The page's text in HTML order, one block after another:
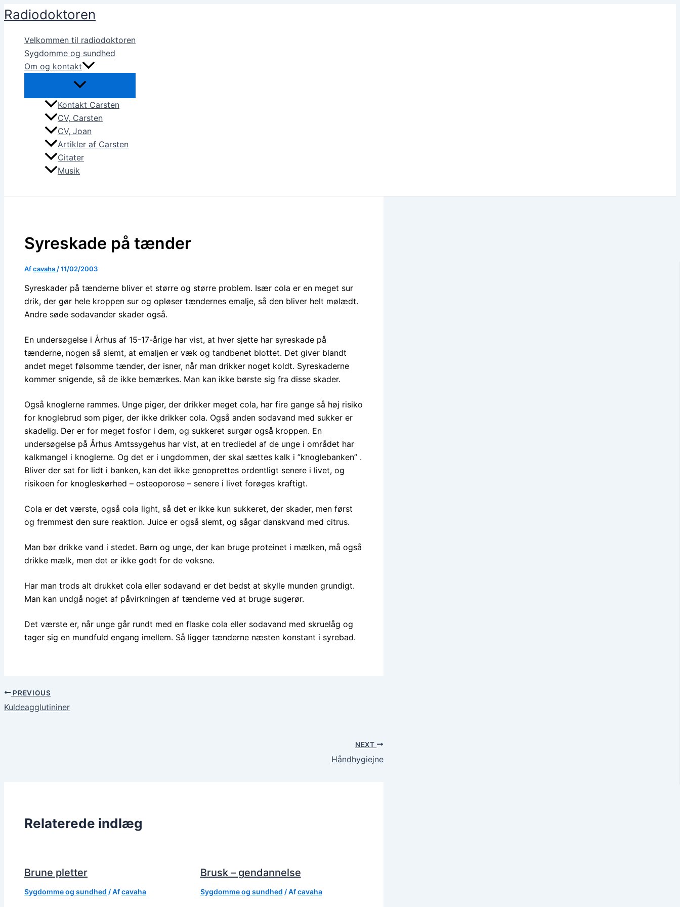
Gå
til
indholdet
Radiodoktoren
Velkommen til radiodoktoren
Sygdomme og sundhed
Om og kontakt
Kontakt Carsten
CV, Carsten
CV, Joan
Artikler af Carsten
Citater
Musik
Syreskade på tænder
Afcavaha /11/02/2003
Syreskader på tænderne bliver et større og større problem. Især cola er en meget sur
drik, der gør hele kroppen sur og opløser tændernes emalje, så den bliver helt mølædt.
Andre søde sodavander skader også.
En undersøgelse i Århus af 15-17-årige har vist, at hver sjette har syreskade på
tænderne, nogen så slemt, at emaljen er væk og tandbenet blottet. Det giver blandt
andet meget følsomme tænder, der isner, når man drikker noget koldt. Syreskaderne
kommer snigende, så de ikke bemærkes. Man kan ikke børste sig fra disse skader.
Også knoglerne rammes. Unge piger, der drikker meget cola, har fire gange så høj risiko
for knoglebrud som piger, der ikke drikker cola. Også anden sodavand med sukker er
skadelig. Der er for meget fosfor i dem, og sukkeret surgør også kroppen. En
undersøgelse på Århus Amtssygehus har vist, at en trediedel af de unge i området har
kalkmangel i knoglerne. Og det er i ungdommen, der skal sættes kalk i ”knoglebanken” .
Bliver der sat for lidt i banken, kan det ikke genoprettes ordentligt senere i livet, og
risikoen for knogleskørhed – osteoporose – senere i livet forøges kraftigt.
Cola er det værste, også cola light, så det er ikke kun sukkeret, der skader, men først
og fremmest den sure reaktion. Juice er også slemt, og sågar danskvand med citrus.
Man bør drikke vand i stedet. Børn og unge, der kan bruge proteinet i mælken, må også
drikke mælk, men det er ikke godt for de voksne.
Har man trods alt drukket cola eller sodavand er det bedst at skylle munden grundigt.
Man kan undgå noget af påvirkningen af tænderne ved at bruge sugerør.
Det værste er, når unge går rundt med en flaske cola eller sodavand med skruelåg og
tager sig en mundfuld engang imellem. Så ligger tænderne næsten konstant i syrebad.
PREVIOUS
Kuldeagglutininer
NEXT
Håndhygiejne
Relaterede indlæg
Brune pletter
Sygdomme og sundhed / Afcavaha
Brusk – gendannelse
Sygdomme og sundhed / Afcavaha